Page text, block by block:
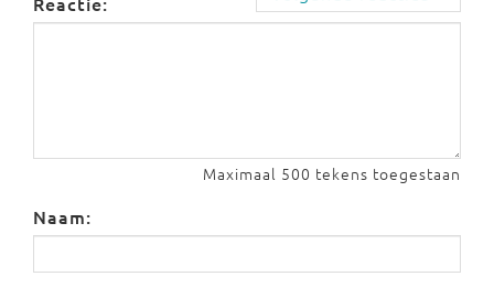
Maximaal 500 tekens toegestaan
Naam: